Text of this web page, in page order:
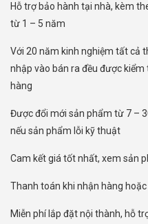
Hỗ trợ bảo hành tại nhà, kèm
từ 1 – 5 năm
Với 20 năm kinh nghiệm tất cả
nhập vào bán ra đều được
hàng
Được đổi mới sản phẩm từ 7 –
nếu sản phẩm lỗi kỹ thuật
Cam kết giá tốt nhất, xem sản
Thanh toán khi nhận hàng
Miễn phí lắp đặt nội thành, hỗ